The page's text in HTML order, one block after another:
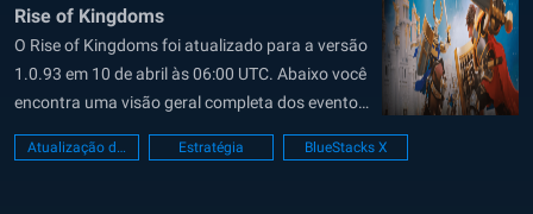
Rise of Kingdoms
O Rise of Kingdoms foi atualizado para a versão
1.0.93 em 10 de abril às 06:00 UTC. Abaixo você
encontra uma visão geral completa dos eventos
atuais e das inovações que já estão em vigor no
jogo. Eventos de Páscoa: Primavera nos Reinos
Atualização de Jogo Estratégia BlueStacks X